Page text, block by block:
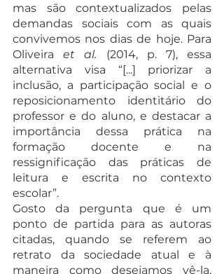
mas são contextualizados pelas
demandas sociais com as quais
convivemos nos dias de hoje. Para
Oliveira et al. (2014, p. 7), essa
alternativa visa “[...] priorizar a
inclusão, a participação social e o
reposicionamento identitário do
professor e do aluno, e destacar a
importância dessa prática na
formação docente e na
ressignificação das práticas de
leitura e escrita no contexto
escolar”.
Gosto da pergunta que é um
ponto de partida para as autoras
citadas, quando se referem ao
retrato da sociedade atual e à
maneira como desejamos vê-la,